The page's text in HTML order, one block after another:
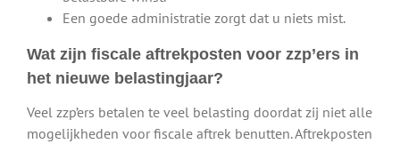
Een goede administratie zorgt dat u niets mist.
Wat zijn fiscale aftrekposten voor zzp’ers in
het nieuwe belastingjaar?
Veel zzp’ers betalen te veel belasting doordat zij niet alle
mogelijkheden voor fiscale aftrek benutten. Aftrekposten